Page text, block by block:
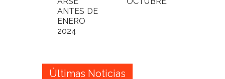
ANTES DE
ENERO
2024
Últimas Noticias